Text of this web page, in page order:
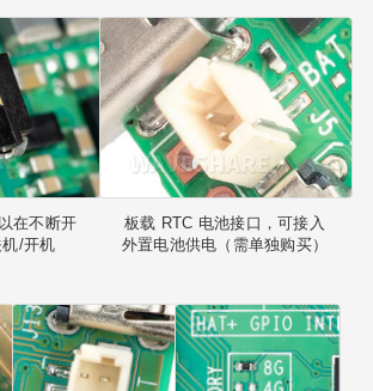
在不断开
/开机
板载 RTC 电池接口，可接入
外置电池供电（需单独购买）